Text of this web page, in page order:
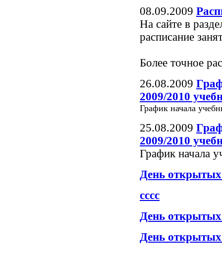
08.09.2009
На сайте в
расписание
Более точное
26.08.2009
2009/2010
График начала
25.08.2009
2009/2010
График начала
День открытых
сссс
День открытых
День открытых